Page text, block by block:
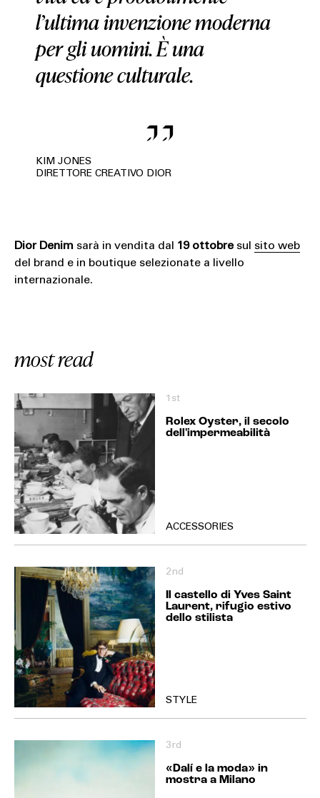
l’ultima invenzione moderna
per gli uomini. È una
questione culturale.
KIM JONES
DIRETTORE CREATIVO DIOR
Dior Denim sarà in vendita dal 19 ottobresul sito web
del brand e in boutique selezionate a livello
internazionale.
most read
1st
Rolex Oyster, il secolo
dell'impermeabilità
ACCESSORIES
2nd
Il castello di Yves Saint
Laurent, rifugio estivo
dello stilista
STYLE
3rd
«Dalí e la moda» in
mostra a Milano